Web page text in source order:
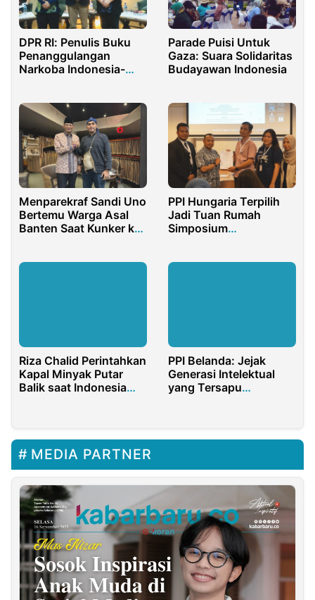
DPR RI: Penulis Buku
Penanggulangan
Narkoba Indonesia-
Parade Puisi Untuk
Gaza: Suara Solidaritas
Budayawan Indonesia
Menparekraf Sandi Uno
Bertemu Warga Asal
Banten Saat Kunker ke
PPI Hungaria Terpilih
Jadi Tuan Rumah
Simposium
Riza Chalid Perintahkan
Kapal Minyak Putar
Balik saat Indonesia
PPI Belanda: Jejak
Generasi Intelektual
yang Tersapu
MEDIA PARTNER